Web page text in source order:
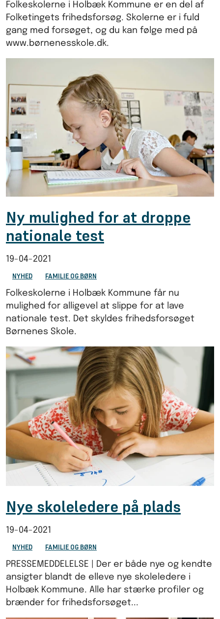
Folkeskolerne i Holbæk Kommune er en del af
Folketingets frihedsforsøg. Skolerne er i fuld
gang med forsøget, og du kan følge med på
www.børnenesskole.dk.
Ny mulighed for at droppe
nationale test
19-04-2021
NYHED FAMILIE OG BØRN
Folkeskolerne i Holbæk Kommune får nu
mulighed for alligevel at slippe for at lave
nationale test. Det skyldes frihedsforsøget
Børnenes Skole.
Nye skoleledere på plads
19-04-2021
NYHED FAMILIE OG BØRN
PRESSEMEDDELELSE | Der er både nye og kendte
ansigter blandt de elleve nye skoleledere i
Holbæk Kommune. Alle har stærke profiler og
brænder for frihedsforsøget...